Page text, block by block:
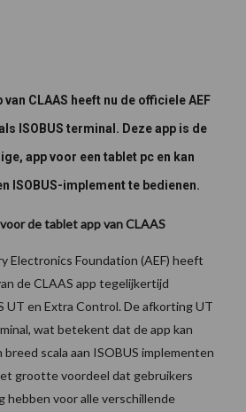
van CLAAS heeft nu de officiele AEF
ISOBUS terminal. Deze app is de
app voor een tablet pc en kan
ISOBUS-implement te bedienen.
de tablet app van CLAAS
Electronics Foundation (AEF) heeft
de CLAAS app tegelijkertijd
UT en Extra Control. De afkorting UT
wat betekent dat de app kan
scala aan ISOBUS implementen
grootte voordeel dat gebruikers
hebben voor alle verschillende